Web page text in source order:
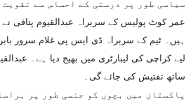
سیاسی طور پر درستی کے احساس سے تقویت
عمر کوٹ پولیس کے سربراہ عبدالقیوم پتافی
ہیں۔ ٹیم کے سربراہ ڈی ایس پی غلام سرور
لیے کراچی کی لیبارٹری میں بھیج دیا ہے۔
ساتھ تفتیش کی جائے گی۔
پاکستان میں بچوں کو جنسی طور پر